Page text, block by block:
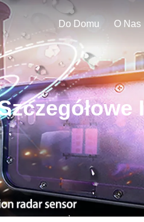
Do Domu O Nas